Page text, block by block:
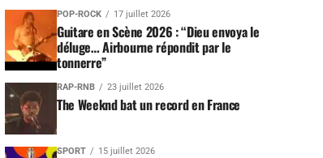
POP-ROCK 17 juillet 2026
Guitare en Scène 2026 : “Dieu envoya le
déluge… Airbourne répondit par le
tonnerre”
RAP-RNB 23 juillet 2026
The Weeknd bat un record en France
SPORT 15 juillet 2026